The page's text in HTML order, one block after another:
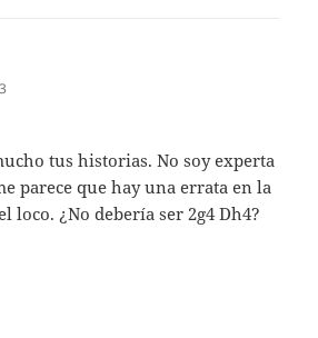
tus historias. No soy experta
parece que hay una errata en la
loco. ¿No debería ser 2g4 Dh4?